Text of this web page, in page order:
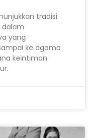
tradisi
dalam
yang
ke agama
keintiman